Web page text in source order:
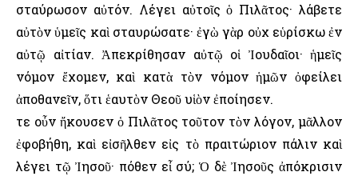
σταύρωσον αὐτόν. Λέγει αὐτοῖς ὁ Πιλᾶτος· λάβετε
αὐτὸν ὑμεῖς καὶ σταυρώσατε· ἐγὼ γὰρ οὐχ εὑρίσκω ἐν
αὐτῷ αἰτίαν. Ἀπεκρίθησαν αὐτῷ οἱ Ἰουδαῖοι· ἡμεῖς
νόμον ἔχομεν, καὶ κατὰ τὸν νόμον ἡμῶν ὀφείλει
ἀποθανεῖν, ὅτι ἑαυτὸν Θεοῦ υἱὸν ἐποίησεν.
Ὅτε οὖν ἤκουσεν ὁ Πιλᾶτος τοῦτον τὸν λόγον, μᾶλλον
ἐφοβήθη, καὶ εἰσῆλθεν εἰς τὸ πραιτώριον πάλιν καὶ
λέγει τῷ Ἰησοῦ· πόθεν εἶ σύ; Ὁ δὲ Ἰησοῦς ἀπόκρισιν